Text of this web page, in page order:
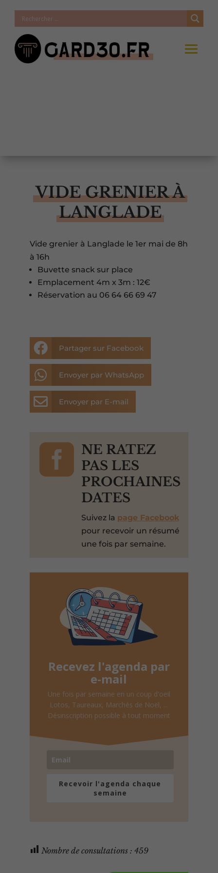
VIDE GRENIER À
LANGLADE
Vide grenier à Langlade le 1er mai de 8h
à 16h
Buvette snack sur place
Emplacement 4m x 3m : 12€
Réservation au 06 64 66 69 47
 Partager sur Facebook
 Envoyer par WhatsApp
 Envoyer par E-mail

NE RATEZ
PAS LES
PROCHAINES
DATES
Suivez la page Facebook
pour recevoir un résumé
une fois par semaine.
Recevez l'agenda par
e-mail
Une fois par semaine en un coup d'oeil
Lotos, Taureaux, Marchés de Noël, ...
Désinscription possible à tout moment
Recevoir l'agenda chaque
semaine
Nombre de consultations : 459